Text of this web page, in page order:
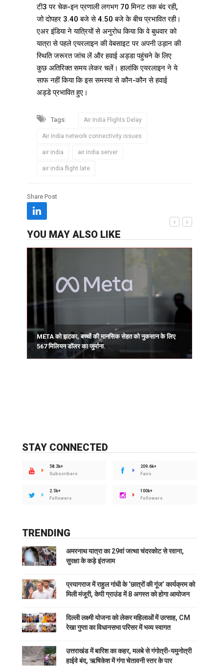
टी3 पर चेक-इन प्रणाली लगभग 70 मिनट तक बंद रही,
जो दोपहर 3.40 बजे से 4.50 बजे के बीच प्रभावित रही।
एअर इंडिया ने यात्रियों से अनुरोध किया कि वे बुधवार को
यात्रा से पहले एयरलाइन की वेबसाइट पर अपनी उड़ान की
स्थिति जरूरत जांच लें और हवाई अड्डा पहुंचने के लिए
कुछ अतिरिक्त समय लेकर चलें। हालांकि एयरलाइन ने ये
साफ नहीं किया कि इस समस्या से कौन-कौन से हवाई
अड्डे प्रभावित हुए।
Tags: Air India Flights Delay
Air India network connectivity issues
air india air india server
air india flight late
Share Post
YOU MAY ALSO LIKE
META को झटका, बच्चों की मानसिक सेहत को नुकसान के लिए
567 मिलियन डॉलर का जुर्माना.
STAY CONNECTED
58.3k+
Subscribers
209.6k+
Fans
2.5k+
Followers
100k+
Followers
TRENDING
अमरनाथ यात्रा का 29वां जत्था चंदरकोट से रवाना,
सुरक्षा के कड़े इंतजाम
प्रयागराज में राहुल गांधी के ‘छात्रों की गूंज’ कार्यक्रम को
मिली मंजूरी, केपी ग्राउंड में 8 अगस्त को होगा आयोजन
दिल्ली लक्ष्मी योजना को लेकर महिलाओं में उत्साह, CM
रेखा गुप्ता का विधानसभा परिसर में भव्य स्वागत
उत्तराखंड में बारिश का कहर, मलबे से गंगोत्री-यमुनोत्री
हाईवे बंद, ऋषिकेश में गंगा चेतावनी स्तर के पार